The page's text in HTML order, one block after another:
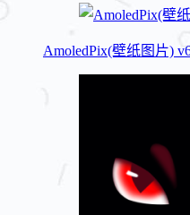
AmoledPix(壁纸图片)